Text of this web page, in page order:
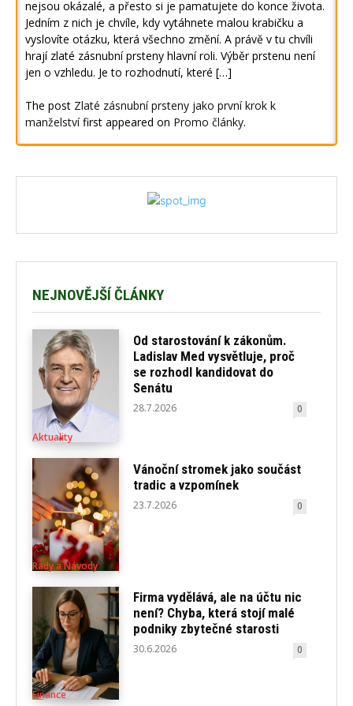
nejsou okázalé, a přesto si je pamatujete do konce života.
Jedním z nich je chvíle, kdy vytáhnete malou krabičku a
vyslovíte otázku, která všechno změní. A právě v tu chvíli
hrají zlaté zásnubní prsteny hlavní roli. Výběr prstenu není
jen o vzhledu. Je to rozhodnutí, které […]
The post Zlaté zásnubní prsteny jako první krok k
manželstvífirst appeared on Promo články.
NEJNOVĚJŠÍ ČLÁNKY
Aktuality
Od starostování k zákonům.
Ladislav Med vysvětluje, proč
se rozhodl kandidovat do
Senátu
28.7.2026 0
Rady a Návody
Vánoční stromek jako součást
tradic a vzpomínek
23.7.2026 0
Finance
Firma vydělává, ale na účtu nic
není? Chyba, která stojí malé
podniky zbytečné starosti
30.6.2026 0